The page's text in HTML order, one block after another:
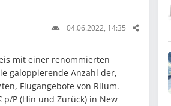
04.06.2022, 14:35
mit einer renommierten
galoppierende Anzahl der,
Flugangebote von Rilum.
P (Hin und Zurück) in New